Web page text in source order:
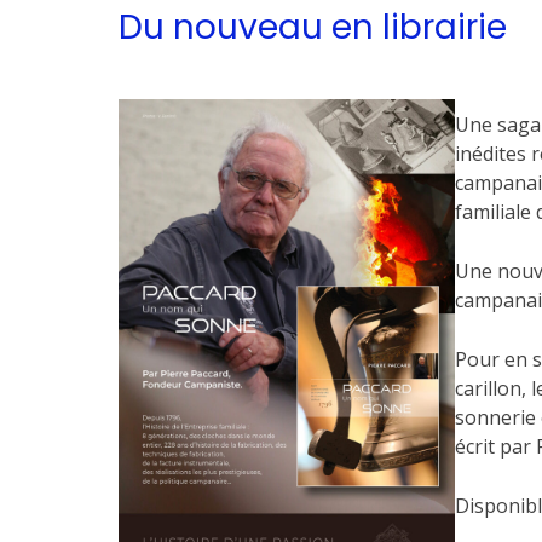
Du nouveau en librairie
Une
inédites
familiale
Une
Pour en
carillon,
sonnerie
écrit par